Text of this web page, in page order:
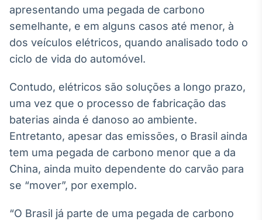
apresentando uma pegada de carbono
semelhante, e em alguns casos até menor, à
dos veículos elétricos, quando analisado todo o
ciclo de vida do automóvel.
Contudo, elétricos são soluções a longo prazo,
uma vez que o processo de fabricação das
baterias ainda é danoso ao ambiente.
Entretanto, apesar das emissões, o Brasil ainda
tem uma pegada de carbono menor que a da
China, ainda muito dependente do carvão para
se “mover”, por exemplo.
“O Brasil já parte de uma pegada de carbono